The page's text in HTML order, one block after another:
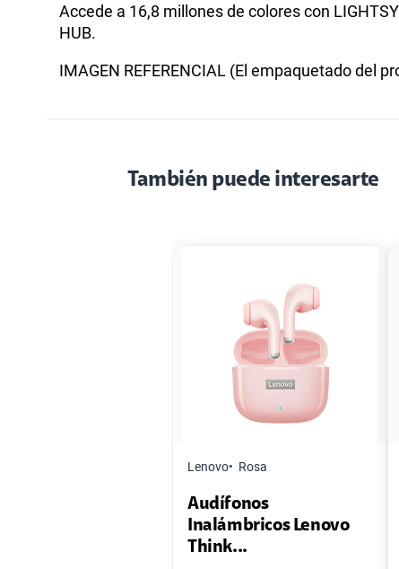
Accede a 16,8 millones de colores con
HUB.
IMAGEN REFERENCIAL (El empaquetado del
También puede interesarte
Lenovo Rosa
Audífonos
Inalámbricos Lenovo
Think...